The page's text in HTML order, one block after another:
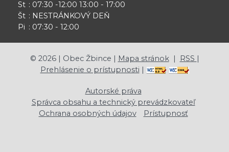
St
Št
Pi
: 07:30 -12:00 13:00 - 17:00
: NESTRÁNKOVÝ DEŇ
: 07:30 - 12:00
© 2026| Obec Žbince | Mapa stránok| RSS |
Prehlásenie o prístupnosti |
Autorské práva
Správca obsahu a technický prevádzkovateľ
Ochrana osobných údajov
Prístupnosť